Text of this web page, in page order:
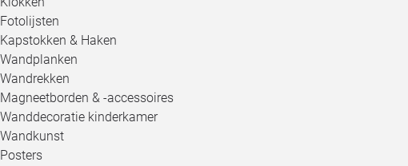
Fotolijsten
Kapstokken & Haken
Wandplanken
Wandrekken
Magneetborden & -accessoires
Wanddecoratie kinderkamer
Wandkunst
Posters